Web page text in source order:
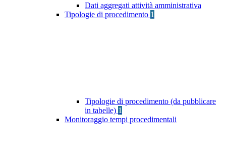
Dati aggregati attività amministrativa
Tipologie di procedimento 1
Tipologie di procedimento (da pubblicare
in tabelle) 1
Monitoraggio tempi procedimentali